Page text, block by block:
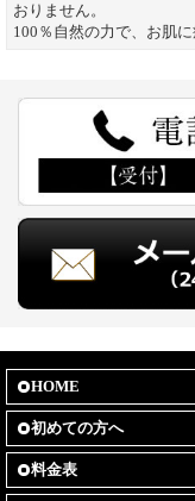
おりません。
100％自然の力で、お肌
HOME
初めての方へ
料金表